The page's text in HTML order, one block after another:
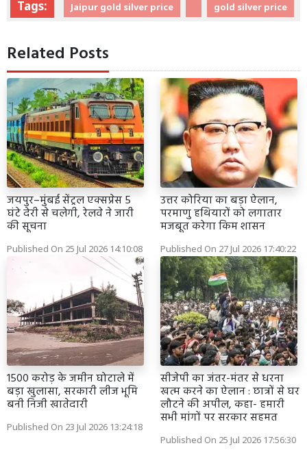
Tags: Jaipur gold silver price gold silver price
Related Posts
जयपुर–मुंबई सेंट्रल एक्सप्रेस 5
घंटे देरी से चलेगी, रेलवे ने जारी
की सूचना
Published On 25 Jul 2026 14:10:08
उत्तर कोरिया का बड़ा ऐलान,
परमाणु हथियारों को लगातार
मजबूत करेगा किम शासन
Published On 27 Jul 2026 17:40:22
1500 करोड़ के जमीन घोटाले में
बड़ा खुलासा, सरकारी लीज भूमि
बनी निजी खातेदारी
Published On 23 Jul 2026 13:24:18
सीजेपी का जंतर-मंतर से धरना
खत्म करने का ऐलान : छात्रों से घर
लौटने की अपील, कहा- हमारी
सभी मांगों पर सरकार सहमत
Published On 25 Jul 2026 17:56:30